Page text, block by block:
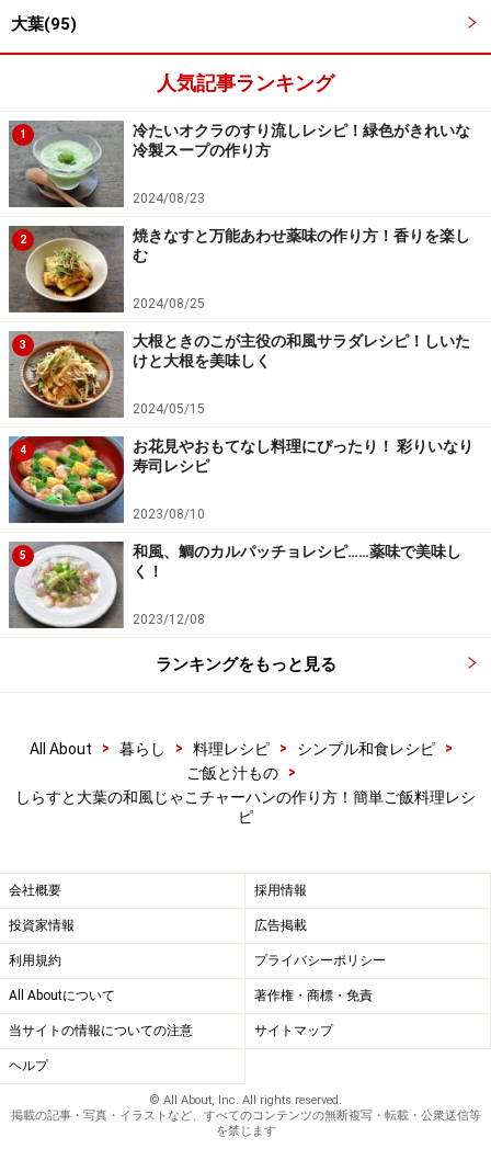
す。手早く作る必要がありますが、できるだけ火加減は
強火にします。
チャーハンを作る鍋は、フッ素加工をほどこしたフライ
パンか、油がよくなじんだ中華鍋などがおすすめです。
生姜を加えたら先に用意した野菜を加え、鍋を振って全
大葉(95)
人気記事ランキング
1
冷たいオクラのすり流しレシピ！緑色がきれいな
冷製スープの作り方
2024/08/23
2
焼きなすと万能あわせ薬味の作り方！香りを楽し
む
2024/08/25
3
大根ときのこが主役の和風サラダレシピ！しいた
けと大根を美味しく
2024/05/15
4
お花見やおもてなし料理にぴったり！ 彩りいなり
寿司レシピ
2023/08/10
5
和風、鯛のカルパッチョレシピ……薬味で美味し
く！
2023/12/08
ランキングをもっと見る
All About > 暮らし > 料理レシピ > シンプル和食レシピ
>
ご飯と汁もの
>
しらすと大葉の和風じゃこチャーハンの作り方！簡単ご飯料理レシ
ピ
会社概要 採用情報
投資家情報 広告掲載
利用規約 プライバシーポリシー
All Aboutについて 著作権・商標・免責
当サイトの情報についての注意 サイトマップ
ヘルプ
© All About, Inc. All rights reserved.
掲載の記事・写真・イラストなど、すべてのコンテンツの無断複写・転載・公衆送信等
を禁じます